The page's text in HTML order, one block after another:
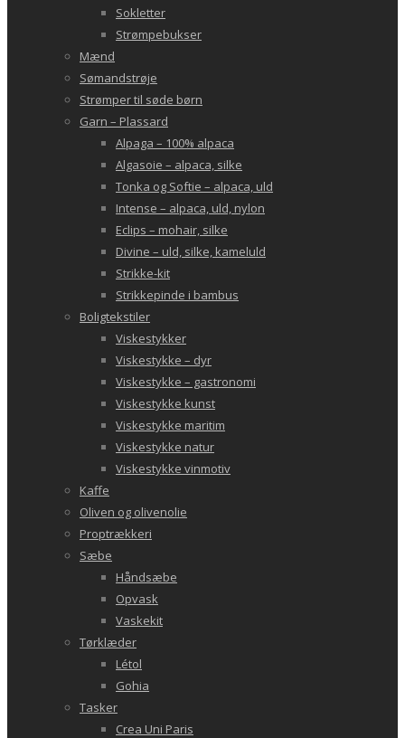
Sokletter
Strømpebukser
Mænd
Sømandstrøje
Strømper til søde børn
Garn – Plassard
Alpaga – 100% alpaca
Algasoie – alpaca, silke
Tonka og Softie – alpaca, uld
Intense – alpaca, uld, nylon
Eclips – mohair, silke
Divine – uld, silke, kameluld
Strikke-kit
Strikkepinde i bambus
Boligtekstiler
Viskestykker
Viskestykke – dyr
Viskestykke – gastronomi
Viskestykke kunst
Viskestykke maritim
Viskestykke natur
Viskestykke vinmotiv
Kaffe
Oliven og olivenolie
Proptrækkeri
Sæbe
Håndsæbe
Opvask
Vaskekit
Tørklæder
Létol
Gohia
Tasker
Crea Uni Paris